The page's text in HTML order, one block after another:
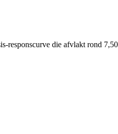
responscurve die afvlakt rond